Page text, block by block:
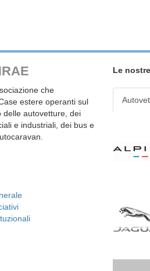
che
estere operanti sul
delle autovetture, dei
e industriali, dei bus e
Le